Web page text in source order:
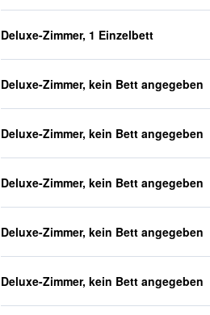
Deluxe-Zimmer, 1 Einzelbett
Deluxe-Zimmer, kein Bett angegeben
Deluxe-Zimmer, kein Bett angegeben
Deluxe-Zimmer, kein Bett angegeben
Deluxe-Zimmer, kein Bett angegeben
Deluxe-Zimmer, kein Bett angegeben